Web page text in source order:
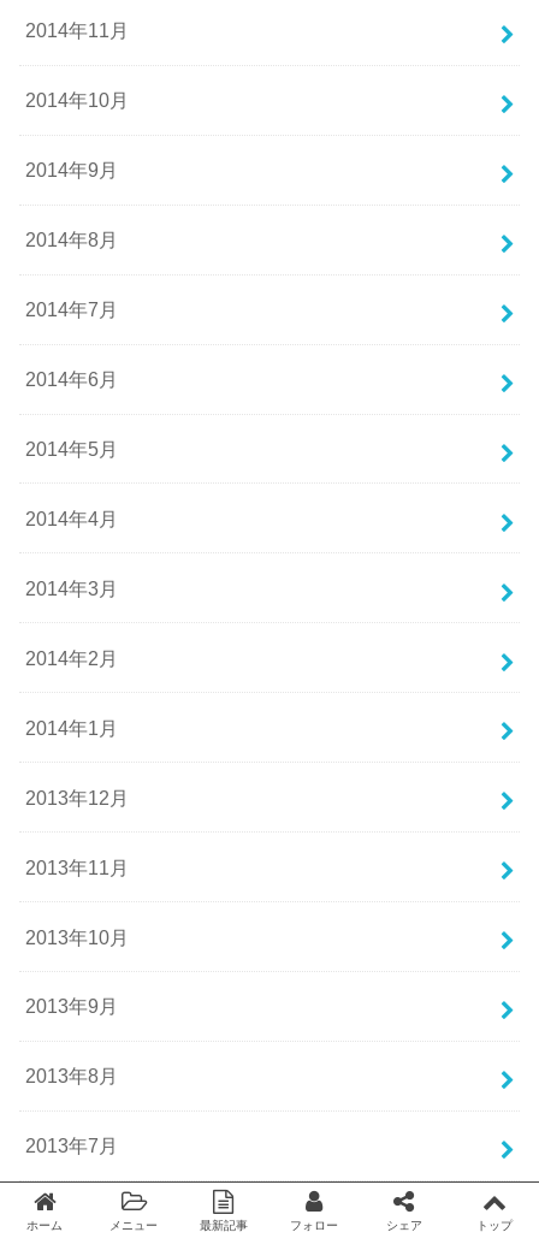
2014年11月
2014年10月
2014年9月
2014年8月
2014年7月
2014年6月
2014年5月
2014年4月
2014年3月
2014年2月
2014年1月
2013年12月
2013年11月
2013年10月
2013年9月
2013年8月
2013年7月
2013年6月
ホーム メニュー 最新記事 フォロー シェア トップ
Twitter facebook